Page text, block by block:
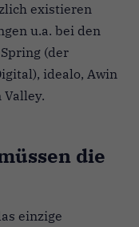
existieren
u.a. bei den
(der
idealo, Awin
Valley.
die
einzige